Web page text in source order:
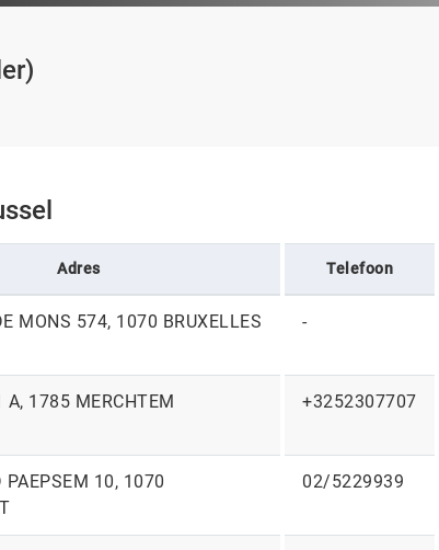
Adres Telefoon
MONS 574, 1070 BRUXELLES -
A, 1785 MERCHTEM +3252307707
PAEPSEM 10, 1070
02/5229939